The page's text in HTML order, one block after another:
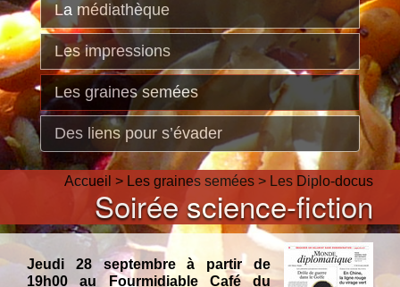
La médiathèque
Les impressions
Les graines semées
Des liens pour s’évader
Accueil > Les graines semées > Les Diplo-docus
Soirée science-fiction
Jeudi 28 septembre à partir de
19h00 au Fourmidiable Café du